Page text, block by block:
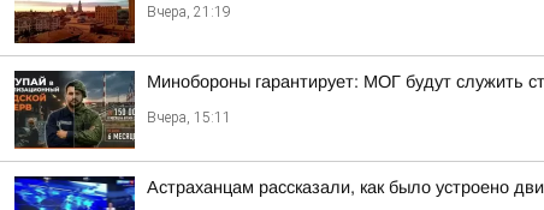
Вчера, 21:19
Минобороны гарантирует: МОГ будут служить
Вчера, 15:11
Астраханцам рассказали, как было устроено